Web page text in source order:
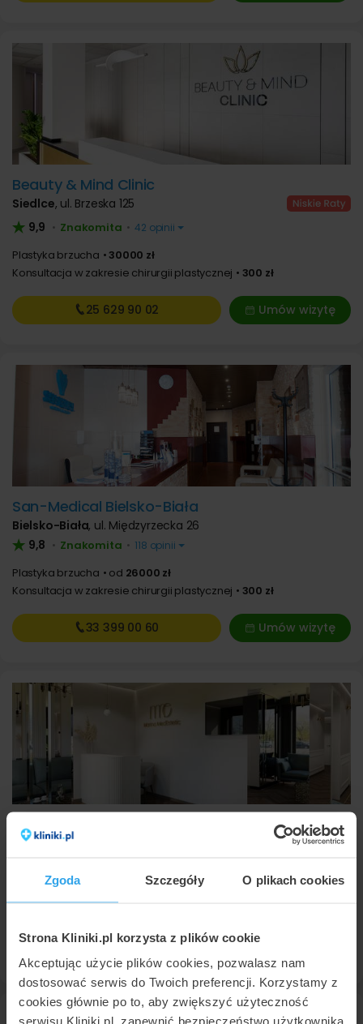
Zgoda Szczegóły O plikach cookies
Strona Kliniki.pl korzysta z plików cookie
Akceptując użycie plików cookies, pozwalasz nam
dostosować serwis do Twoich preferencji. Korzystamy z
cookies głównie po to, aby zwiększyć użyteczność
serwisu Kliniki.pl, zapewnić bezpieczeństwo użytkownika
Beauty & Mind Clinic
Siedlce, ul. Brzeska 125
9,9 • Znakomita • 42 opinii
Plastyka brzucha
30000 zł
Konsultacja w zakresie chirurgii plastycznej
300 zł
Umów wizytę
25 629 90 02
San-Medical Bielsko-Biała
Bielsko-Biała, ul. Międzyrzecka 26
9,8 • Znakomita • 118 opinii
Plastyka brzucha od 26000 zł
Konsultacja w zakresie chirurgii plastycznej
300 zł
Umów wizytę
33 399 00 60
Marina MedEstetic
Warszawa
22 626 50 88